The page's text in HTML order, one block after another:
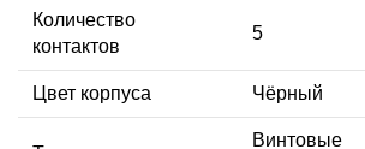
Количество
контактов
5
Цвет корпуса Чёрный
Винтовые